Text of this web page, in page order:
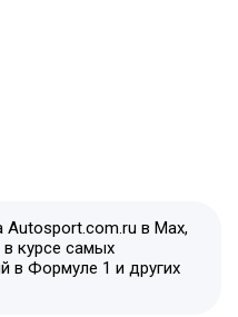
Autosport.com.ru в Max,
курсе самых
в Формуле 1 и других